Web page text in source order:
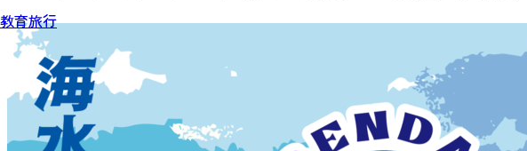
教育旅行